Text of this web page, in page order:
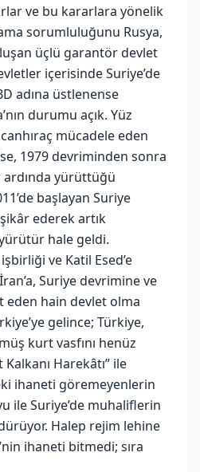
ve bu kararlara yönelik
sorumluluğunu Rusya,
üçlü garantör devlet
içerisinde Suriye’de
adına üstlenense
durumu açık. Yüz
canhıraç mücadele eden
1979 devriminden sonra
ardında yürüttüğü
başlayan Suriye
ederek artık
hale geldi.
ve Katil Esed’e
Suriye devrimine ve
eden hain devlet olma
gelince; Türkiye,
kurt vasfını henüz
Harekâtı” ile
ihaneti göremeyenlerin
ile Suriye’de muhaliflerin
Halep rejim lehine
ihaneti bitmedi; sıra